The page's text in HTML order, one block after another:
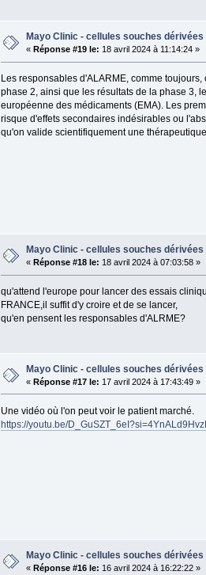
Mayo Clinic - cellules souches
« Réponse #19 le: 18 avril 2024 à 11:14:24 »
Les responsables d'ALARME, comme
phase 2, ainsi que les résultats de la phase 3,
européenne des médicaments (EMA). Les
risque d'effets secondaires indésirables ou
qu'on valide scientifiquement une
Mayo Clinic - cellules souches
« Réponse #18 le: 18 avril 2024 à 07:03:58 »
qu'attend l'europe pour lancer des essais
FRANCE,il suffit d'y croire et de se lancer,
qu'en pensent les responsables d'ALRME?
Mayo Clinic - cellules souches
« Réponse #17 le: 17 avril 2024 à 17:43:49 »
Une vidéo où l'on peut voir le patient marché.
https://youtu.be/
Mayo Clinic - cellules souches
« Réponse #16 le: 16 avril 2024 à 16:22:22 »